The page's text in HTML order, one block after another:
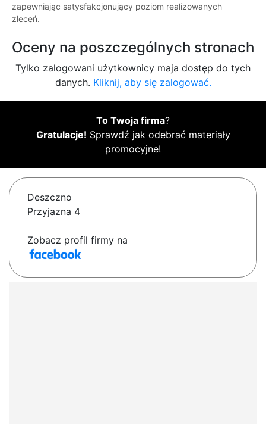
zapewniając satysfakcjonujący poziom realizowanych
zleceń.
Oceny na poszczególnych stronach
Tylko zalogowani użytkownicy maja dostęp do tych
danych. Kliknij, aby się zalogować.
To Twoja firma?
Gratulacje! Sprawdź jak odebrać materiały
promocyjne!
Deszczno
Przyjazna 4
Zobacz profil firmy na